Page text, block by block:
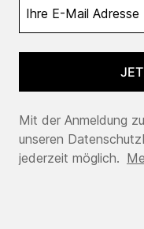
Mit der Anmeldung
unseren
jederzeit möglich.